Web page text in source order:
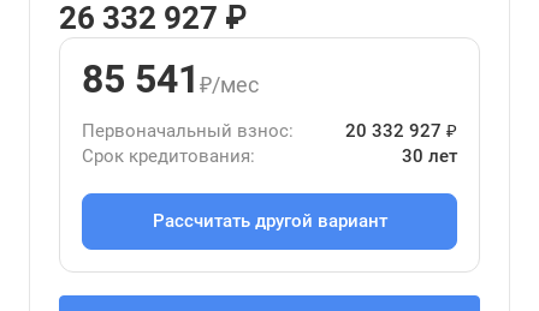
26 332 927 ₽
85 541 ₽/мес
Первоначальный взнос:
20 332 927 ₽
Срок кредитования:
30 лет
Рассчитать другой вариант